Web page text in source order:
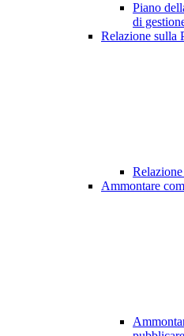
Piano
di
Relazione sulla
Ammontare